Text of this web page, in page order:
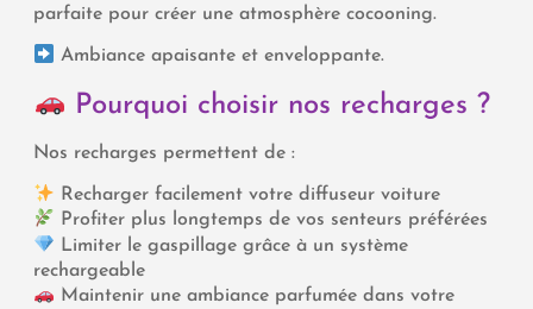
parfaite pour créer une atmosphère cocooning.
Ambiance apaisante et enveloppante.
Pourquoi choisir nos recharges ?
Nos recharges permettent de :
Recharger facilement votre diffuseur voiture
Profiter plus longtemps de vos senteurs préférées
Limiter le gaspillage grâce à un système
rechargeable
Maintenir une ambiance parfumée dans votre